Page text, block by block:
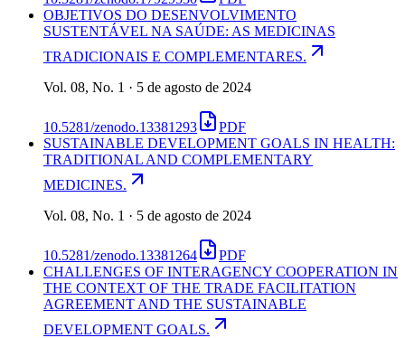
OBJETIVOS DO DESENVOLVIMENTO
SUSTENTÁVEL NA SAÚDE: AS MEDICINAS
TRADICIONAIS E COMPLEMENTARES.
Vol. 08, No. 1 · 5 de agosto de 2024
10.5281/zenodo.13381293
PDF
SUSTAINABLE DEVELOPMENT GOALS IN HEALTH:
TRADITIONAL AND COMPLEMENTARY
MEDICINES.
Vol. 08, No. 1 · 5 de agosto de 2024
10.5281/zenodo.13381264
PDF
CHALLENGES OF INTERAGENCY COOPERATION IN
THE CONTEXT OF THE TRADE FACILITATION
AGREEMENT AND THE SUSTAINABLE
DEVELOPMENT GOALS.